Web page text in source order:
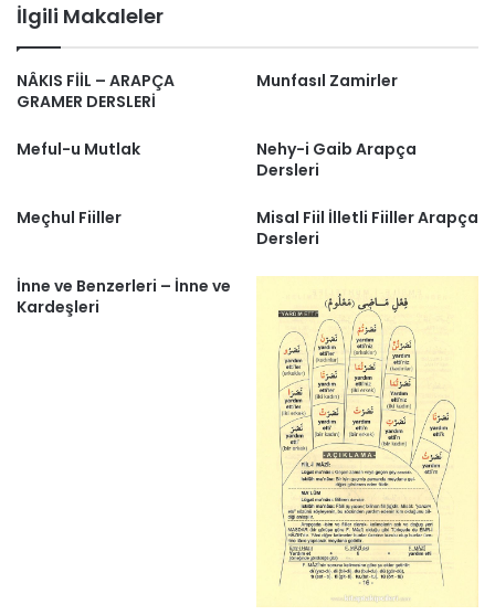
İlgili Makaleler
NÂKIS FİİL – ARAPÇA
GRAMER DERSLERİ
Munfasıl Zamirler
Meful-u Mutlak
Nehy-i Gaib Arapça
Dersleri
Meçhul Fiiller
Misal Fiil İlletli Fiiller Arapça
Dersleri
İnne ve Benzerleri – İnne ve
Kardeşleri